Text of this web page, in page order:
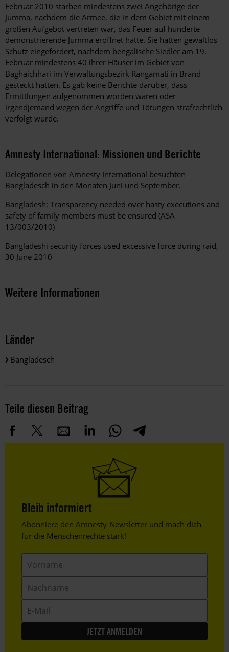
Februar 2010 starben mindestens zwei Angehörige der
Jumma, nachdem die Armee, die in dem Gebiet mit einem
großen Aufgebot vertreten war, das Feuer auf hunderte
demonstrierende Jumma eröffnet hatte. Sie hatten gewaltlos
Schutz eingefordert, nachdem bengalische Siedler am 19.
Februar mindestens 40 ihrer Häuser im Gebiet von
Baghaichhari im Verwaltungsbezirk Rangamati in Brand
gesteckt hatten. Es gab keine Berichte darüber, dass
Ermittlungen aufgenommen worden waren oder
irgendjemand wegen der Angriffe und Tötungen strafrechtlich
verfolgt wurde.
Amnesty International: Missionen und Berichte
Delegationen von Amnesty International besuchten
Bangladesch in den Monaten Juni und September.
Bangladesh: Transparency needed over hasty executions and
safety of family members must be ensured (ASA
13/003/2010)
Bangladeshi security forces used excessive force during raid,
30 June 2010
Weitere Informationen
Länder
Bangladesch
Teile diesen Beitrag
Bleib informiert
Header
Text
Abonniere den Amnesty-Newsletter und mach dich
für die Menschenrechte stark!
Mail